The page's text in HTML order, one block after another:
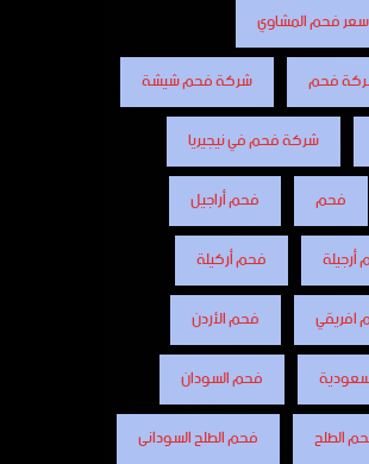
سعر فحم المشاوي
فحم
شركة فحم شيشة
شركة فحم في نيجيريا
فحم
فحم أراجيل
فحم أركيلة
فحم الأردن
فحم السودان
الطلح
فحم الطلح السودانى